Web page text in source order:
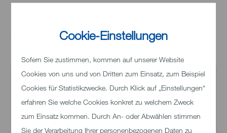
Cookie-Einstellungen
Sofern Sie zustimmen, kommen auf unserer Website
Cookies von uns und von Dritten zum Einsatz, zum Beispiel
Cookies für Statistikzwecke. Durch Klick auf „Einstellungen“
erfahren Sie welche Cookies konkret zu welchem Zweck
zum Einsatz kommen. Durch An- oder Abwählen stimmen
Sie der Verarbeitung Ihrer personenbezogenen Daten zu
MVZ Kliniken Landkreis Heidenheim gGmbH
Fachbereich Nephrologie/Dialyse